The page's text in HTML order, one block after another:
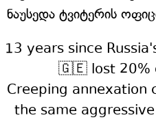
ნაუსედა ტვიტერის
13 years since
🇬🇪 lost 20%
Creeping annexation
the same